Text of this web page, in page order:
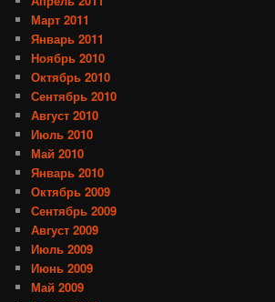
Март 2011
Январь 2011
Ноябрь 2010
Октябрь 2010
Сентябрь 2010
Август 2010
Июль 2010
Май 2010
Январь 2010
Октябрь 2009
Сентябрь 2009
Август 2009
Июль 2009
Июнь 2009
Май 2009